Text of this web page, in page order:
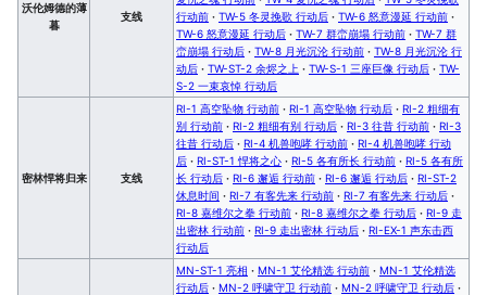
沃伦姆德的薄
暮
支线
行动前 · TW-5 冬灵挽歌 行动后 · TW-6 怒意漫延 行动前 ·
TW-6 怒意漫延 行动后 · TW-7 群峦崩塌 行动前 · TW-7 群
峦崩塌 行动后 · TW-8 月光沉沦 行动前 · TW-8 月光沉沦 行
动后 · TW-ST-2 余烬之上 · TW-S-1 三座巨像 行动后 · TW-
S-2 一束哀悼 行动后
密林悍将归来 支线
RI-1 高空坠物 行动前 · RI-1 高空坠物 行动后 · RI-2 粗细有
别 行动前 · RI-2 粗细有别 行动后 · RI-3 往昔 行动前 · RI-3
往昔 行动后 · RI-4 机兽咆哮 行动前 · RI-4 机兽咆哮 行动
后 · RI-ST-1 悍将之心 · RI-5 各有所长 行动前 · RI-5 各有所
长 行动后 · RI-6 邂逅 行动前 · RI-6 邂逅 行动后 · RI-ST-2
休息时间 · RI-7 有客先来 行动前 · RI-7 有客先来 行动后 ·
RI-8 嘉维尔之拳 行动前 · RI-8 嘉维尔之拳 行动后 · RI-9 走
出密林 行动前 · RI-9 走出密林 行动后 · RI-EX-1 声东击西
行动后
MN-ST-1 亮相 · MN-1 艾伦精选 行动前 · MN-1 艾伦精选
行动后 · MN-2 呼啸守卫 行动前 · MN-2 呼啸守卫 行动后 ·